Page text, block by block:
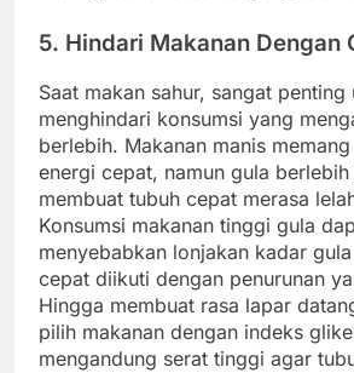
5. Hindari Makanan Dengan
Saat makan sahur, sangat penting
menghindari konsumsi yang
berlebih. Makanan manis
energi cepat, namun gula
membuat tubuh cepat merasa
Konsumsi makanan tinggi gula
menyebabkan lonjakan kadar
cepat diikuti dengan penurunan
Hingga membuat rasa lapar
pilih makanan dengan indeks
mengandung serat tinggi agar